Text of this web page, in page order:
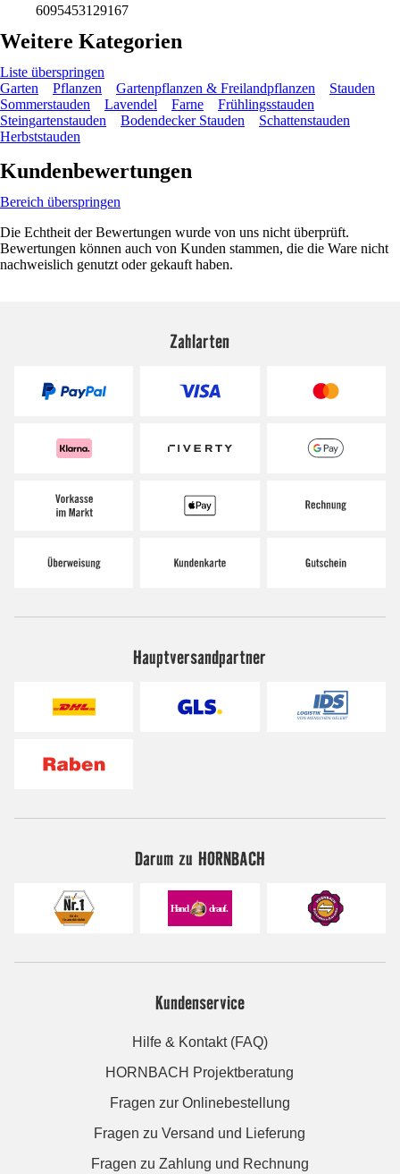
6095453129167
Weitere Kategorien
Liste überspringen
Garten
Pflanzen Gartenpflanzen & Freilandpflanzen
Stauden
Sommerstauden
Lavendel Farne
Frühlingsstauden
Steingartenstauden
Bodendecker Stauden
Schattenstauden
Herbststauden
Kundenbewertungen
Bereich überspringen
Die Echtheit der Bewertungen wurde von uns nicht überprüft.
Bewertungen können auch von Kunden stammen, die die Ware nicht
nachweislich genutzt oder gekauft haben.
Zahlarten
Hauptversandpartner
Darum zu HORNBACH
Kundenservice
Hilfe & Kontakt (FAQ)
HORNBACH Projektberatung
Fragen zur Onlinebestellung
Fragen zu Versand und Lieferung
Fragen zu Zahlung und Rechnung